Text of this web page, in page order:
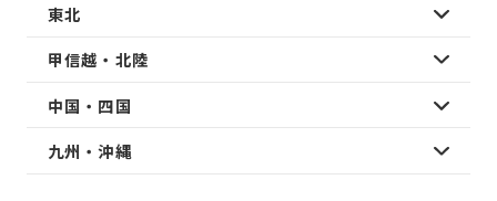
東北
甲信越・北陸
中国・四国
九州・沖縄